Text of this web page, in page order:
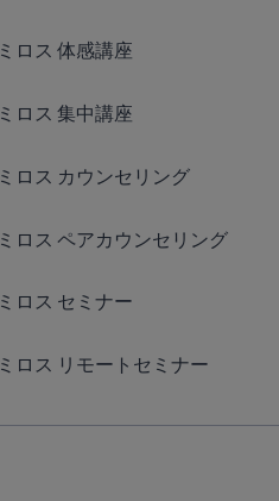
ミロス 体感講座
ミロス 集中講座
ミロス カウンセリング
ミロス ペアカウンセリング
ミロス セミナー
ミロス リモートセミナー